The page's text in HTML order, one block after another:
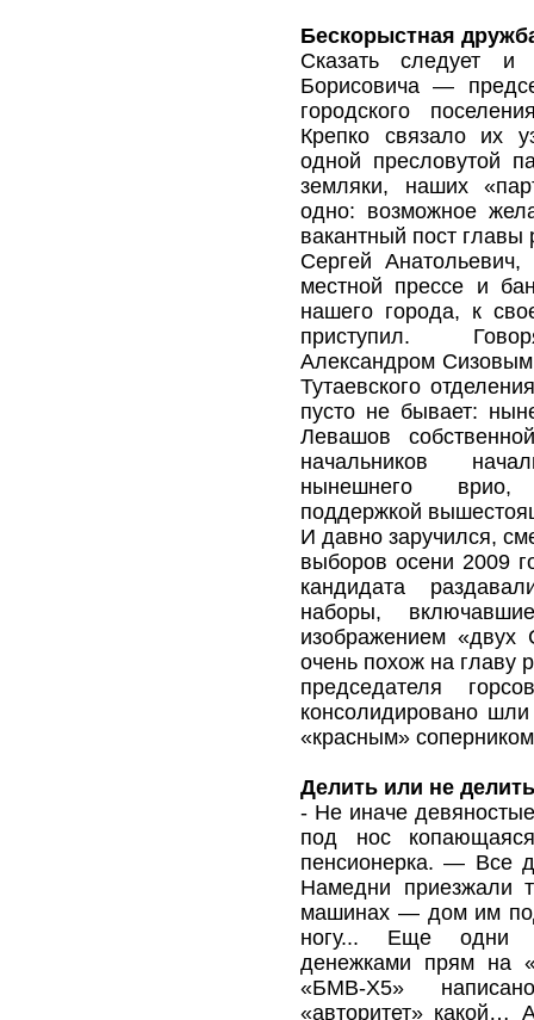
Бескорыстная
Сказать следует
Борисовича —
городского
Крепко связало их
одной пресловутой
земляки, наших
одно: возможное
вакантный пост главы
Сергей
местной прессе и
нашего города, к
приступил.
Александром
Тутаевского
пусто не бывает:
Левашов
начальников
нынешнего врио,
поддержкой
И давно заручился,
выборов осени 2009
кандидата
наборы,
изображением «двух
очень похож на главу
председателя
консолидировано
«красным»
Делить или не
- Не иначе
под нос
пенсионерка. — Все
Намедни приезжали
машинах — дом им
ногу... Еще одни
денежками прям на
«БМВ-Х5»
«авторитет» какой…